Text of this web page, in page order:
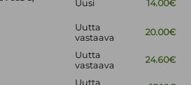
Uusi 14.00€
Uutta
vastaava
20.00€
Uutta
vastaava
24.60€
Uutta